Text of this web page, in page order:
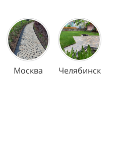
Москва Челябинск